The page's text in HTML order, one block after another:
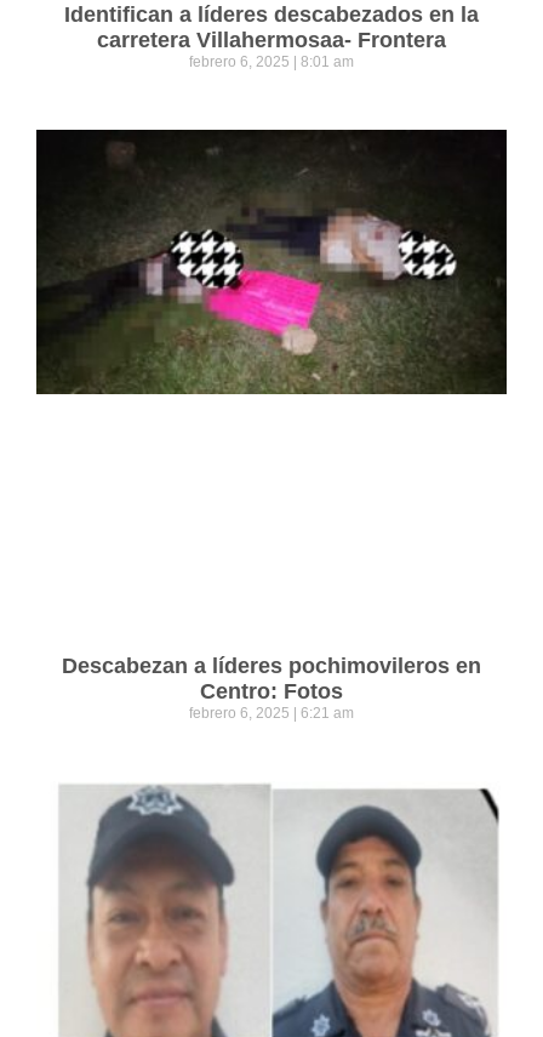
Identifican a líderes descabezados en la
carretera Villahermosaa- Frontera
febrero 6, 2025 8:01 am
Descabezan a líderes pochimovileros en
Centro: Fotos
febrero 6, 2025 6:21 am